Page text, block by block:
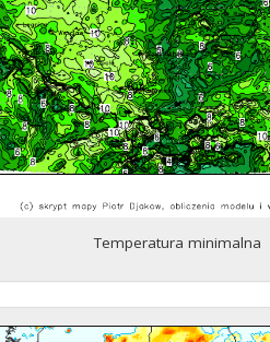
Temperatura minimalna